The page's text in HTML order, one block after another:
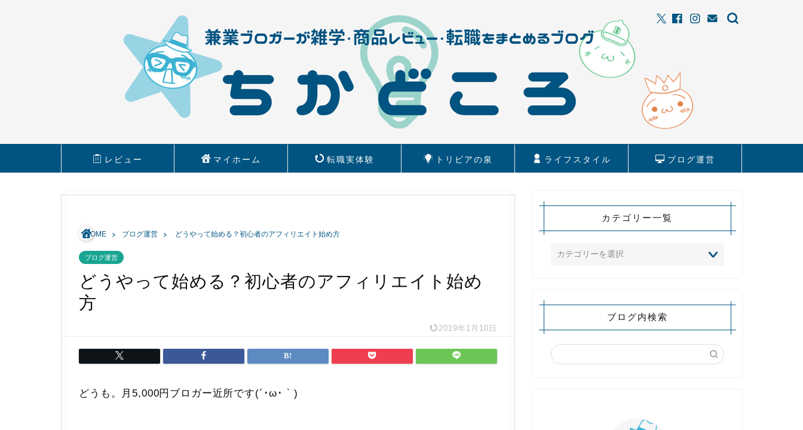
レビュー マイホーム 転職実体験 トリビアの泉 ライフスタイル ブログ運営
HOME ブログ運営 どうやって始める？初心者のアフィリエイト始め方
ブログ運営
どうやって始める？初心者のアフィリエイト始め
方
2019年1月10日
どうも。月5,000円ブロガー近所です(´･ω･｀)
カテゴリー一覧
ブログ内検索